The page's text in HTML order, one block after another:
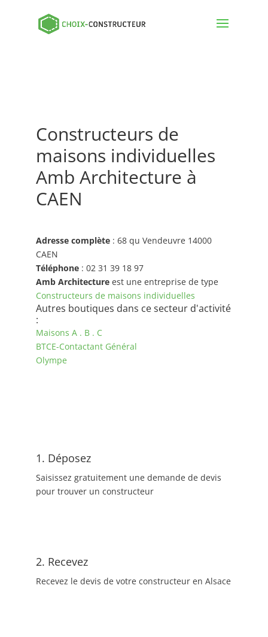
Constructeurs de
maisons individuelles
Amb Architecture à
CAEN
Adresse complète: 68 qu Vendeuvre 14000
CAEN
Téléphone: 02 31 39 18 97
Amb Architectureest une entreprise de type
Constructeurs de maisons individuelles
Autres boutiques dans ce secteur d'activité
:
Maisons A . B . C
BTCE-Contactant Général
Olympe
1. Déposez
Saisissez gratuitement une demande de devis
pour trouver un constructeur
2. Recevez
Recevez le devis de votre constructeur en Alsace